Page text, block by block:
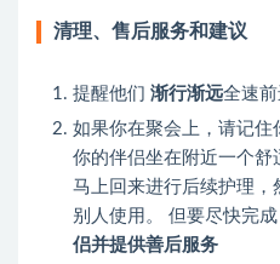
清理、售后服务和建议
提醒他们 渐行渐远全速
如果你在聚会上，请记住
你的伴侣坐在附近一个舒
马上回来进行后续护理，
别人使用。 但要尽快完
侣并提供善后服务